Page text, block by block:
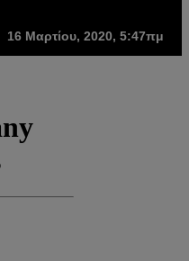
16 Μαρτίου, 2020, 5:47πμ